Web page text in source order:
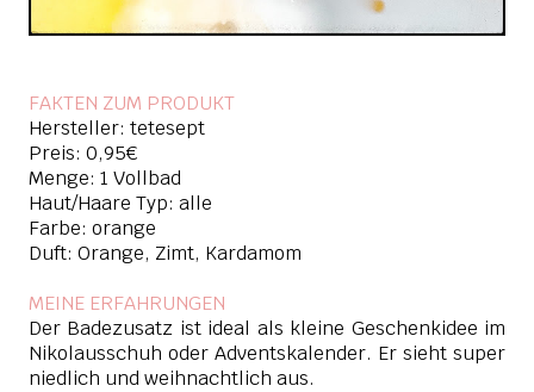
FAKTEN ZUM PRODUKT
Hersteller: tetesept
Preis: 0,95€
Menge: 1 Vollbad
Haut/Haare Typ: alle
Farbe: orange
Duft: Orange, Zimt, Kardamom
MEINE ERFAHRUNGEN
Der Badezusatz ist ideal als kleine Geschenkidee im
Nikolausschuh oder Adventskalender. Er sieht super
niedlich und weihnachtlich aus.